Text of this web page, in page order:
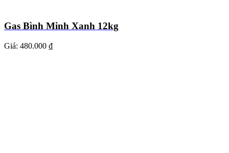
Gas Bình Minh Xanh 12kg
Giá: 480.000 ₫